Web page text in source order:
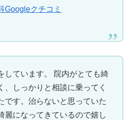
Googleクチコミ
しています。 院内がとても綺
、しっかりと相談に乗ってく
です。治らないと思っていた
麗になってきているので嬉し